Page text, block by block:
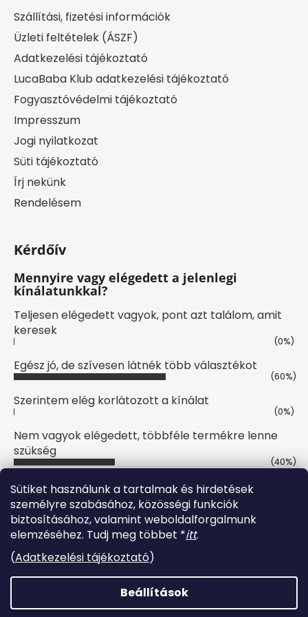
Sütiket használunk a tartalmak és hirdetések
személyre szabásához, közösségi funkciók
biztosításához, valamint weboldalforgalmunk
elemzéséhez. Tudj meg többet *itt.
(Adatkezelési tájékoztató)
Beállítások
Szállítási, fizetési információk
Üzleti feltételek (ÁSZF)
Adatkezelési tájékoztató
LucaBaba Klub adatkezelési tájékoztató
Fogyasztóvédelmi tájékoztató
Impresszum
Jogi nyilatkozat
Süti tájékoztató
Írj nekünk
Rendelésem
Kérdőív
Mennyire vagy elégedett a jelenlegi
kínálatunkkal?
Teljesen elégedett vagyok, pont azt találom, amit
keresek
(0%)
Egész jó, de szívesen látnék több választékot
(60%)
Szerintem elég korlátozott a kínálat
(0%)
Nem vagyok elégedett, többféle termékre lenne
szükség
(40%)
Szavazatok száma:10
Online fizetési lehetőséget biztosítunk